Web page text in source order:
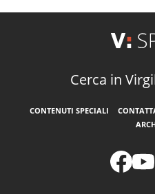
Cerca in
CONTENUTI SPECIALI